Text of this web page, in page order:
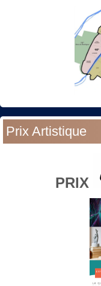
Prix Artistique
PRIX